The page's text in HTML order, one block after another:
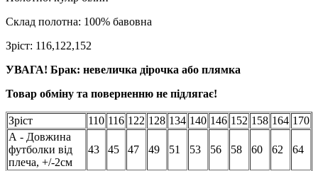
Склад полотна: 100% бавовна
Зріст: 116,122,152
УВАГА! Брак: невеличка дірочка або плямка
Товар обміну та поверненню не підлягає!
Зріст 110 116 122 128 134 140 146 152 158 164 170
А - Довжина
футболки від
плеча, +/-2см
43 45 47 49 51 53 56 58 60 62 64